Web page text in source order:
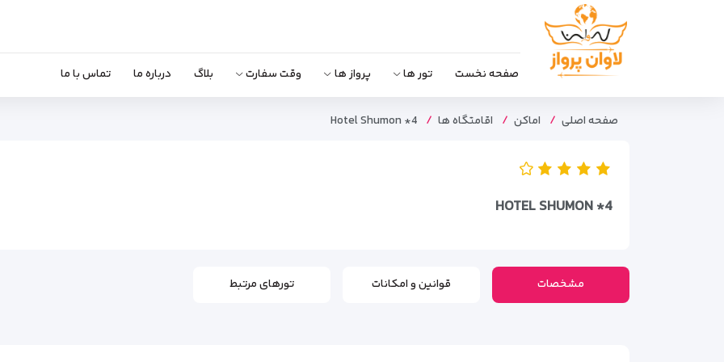
صفحه نخست تور ها پرواز ها وقت سفارت بلاگ درباره ما تماس با ما
صفحه اصلی اماکن اقامتگاه ها Hotel Shumon *4
HOTEL SHUMON *4
مشخصات قوانین و امکانات تورهای مرتبط